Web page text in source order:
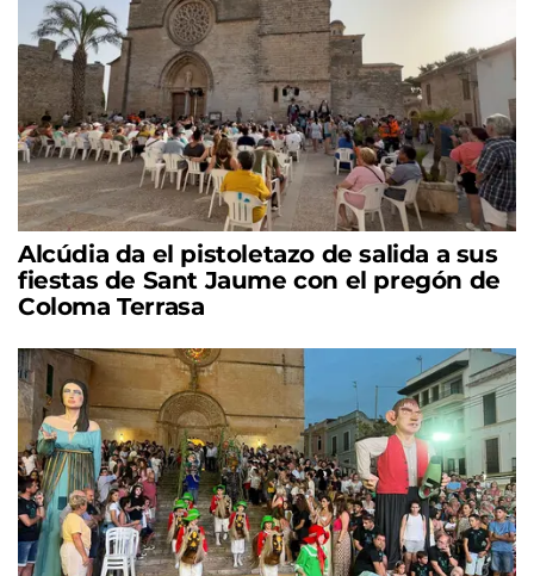
Alcúdia da el pistoletazo de salida a sus
fiestas de Sant Jaume con el pregón de
Coloma Terrasa